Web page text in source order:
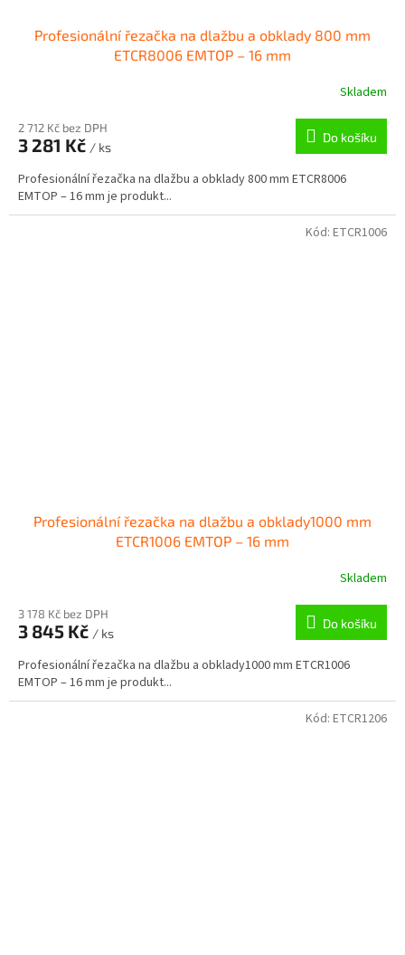
Profesionální řezačka na dlažbu a obklady 800 mm
ETCR8006 EMTOP – 16 mm
Skladem
2 712 Kč bez DPH
3 281 Kč / ks
Do košíku
Profesionální řezačka na dlažbu a obklady 800 mm ETCR8006
EMTOP – 16 mm je produkt...
Profesionální řezačka na dlažbu a obklady1000 mm
ETCR1006 EMTOP – 16 mm
Skladem
3 178 Kč bez DPH
3 845 Kč / ks
Do košíku
Profesionální řezačka na dlažbu a obklady1000 mm ETCR1006
EMTOP – 16 mm je produkt...
Kód: ETCR1006
Kód: ETCR1206